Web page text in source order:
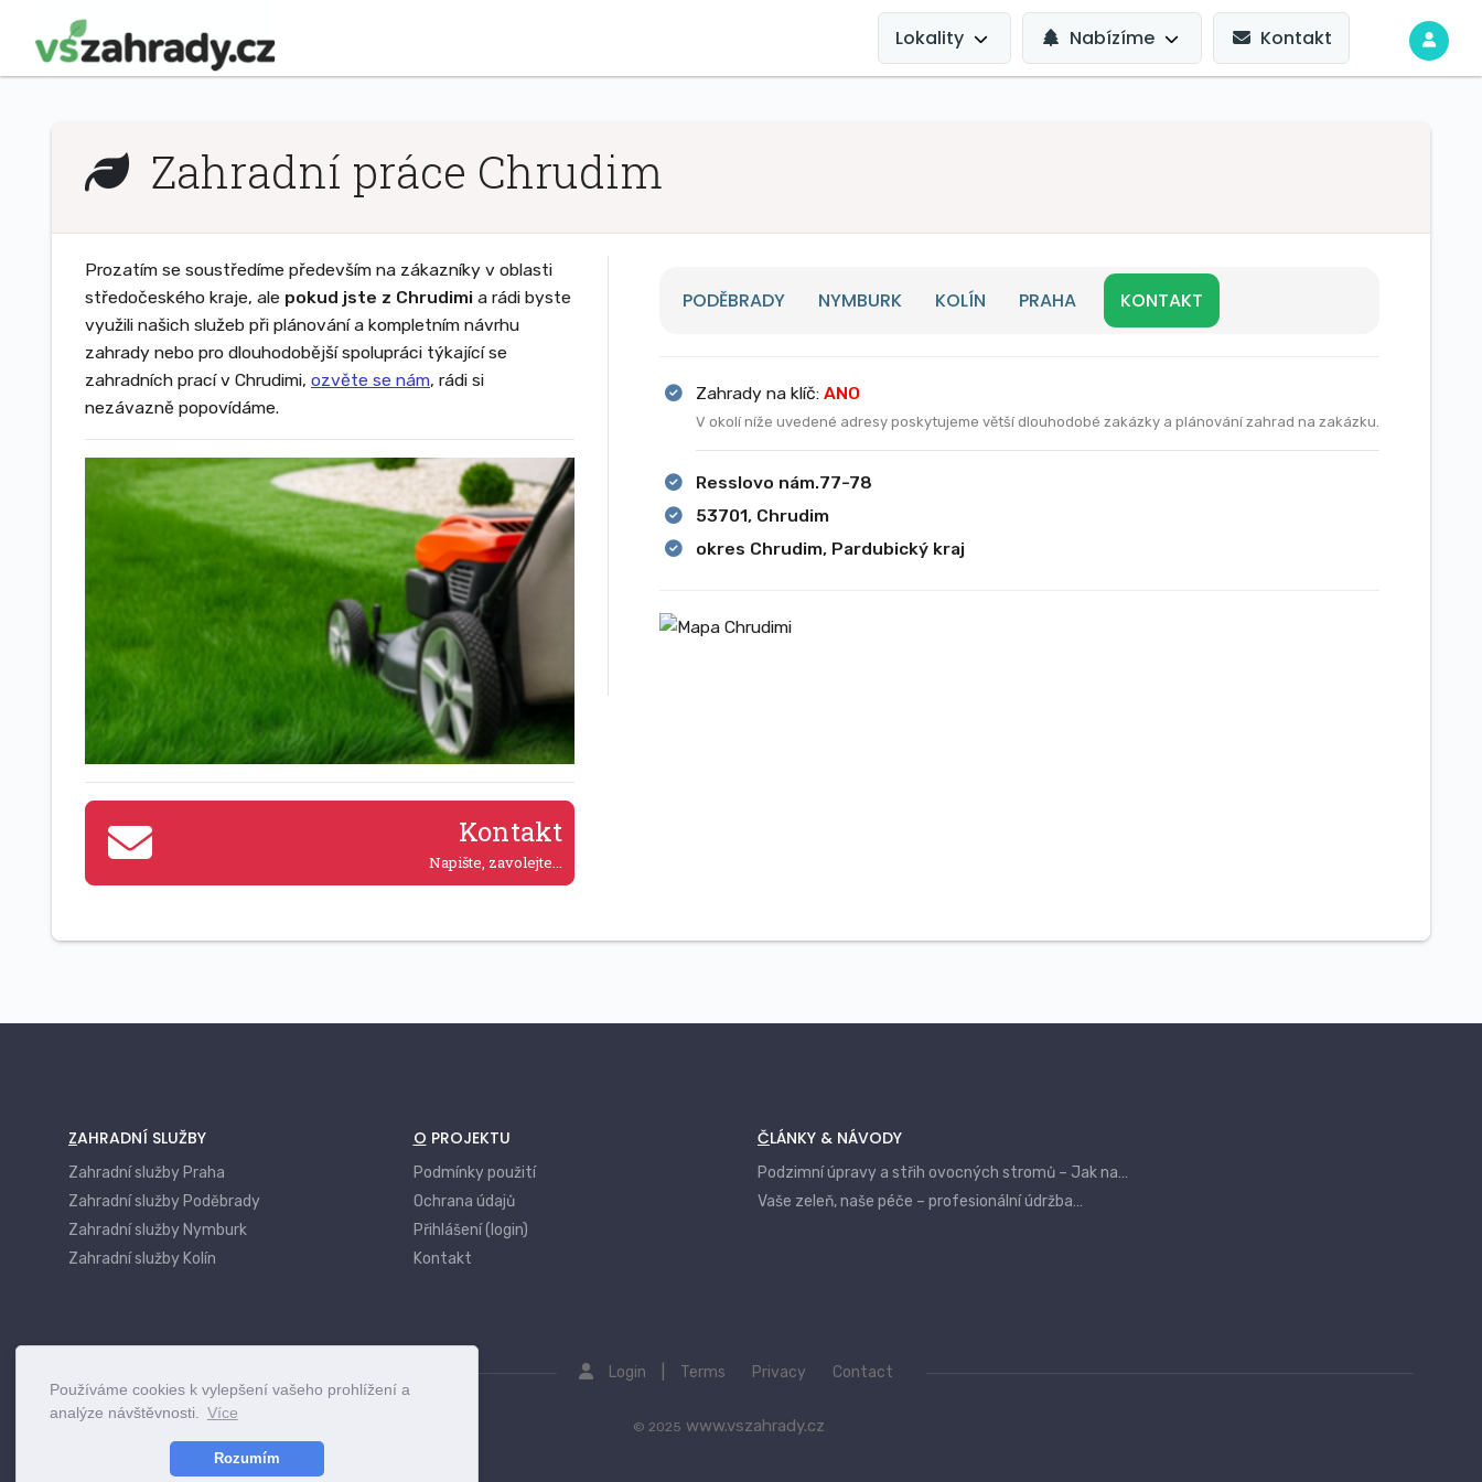
Používáme cookies k vylepšení vašeho prohlížení a
analýze návštěvnosti.
Více
Rozumím
MAIN
NAVIGATION
Lokality Nabízíme Kontakt
Zahradní práce Chrudim
Prozatím se soustředíme především na zákazníky v oblasti
středočeského kraje, ale pokud jste z Chrudimi a rádi byste
využili našich služeb při plánování a kompletním návrhu
zahrady nebo pro dlouhodobější spolupráci týkající se
zahradních prací v Chrudimi, ozvěte se nám, rádi si
nezávazně popovídáme.
Kontakt
Napište, zavolejte...
PODĚBRADY NYMBURK KOLÍN PRAHA KONTAKT
Zahrady na klíč: ANO
V okolí níže uvedené adresy poskytujeme větší dlouhodobé zakázky a plánování zahrad na zakázku.
Resslovo nám.77-78
53701, Chrudim
okres Chrudim, Pardubický kraj
ZAHRADNÍ SLUŽBY
Zahradní služby Praha
Zahradní služby Poděbrady
Zahradní služby Nymburk
Zahradní služby Kolín
O PROJEKTU
Podmínky použití
Ochrana údajů
Přihlášení (login)
Kontakt
ČLÁNKY & NÁVODY
Podzimní úpravy a střih ovocných stromů – Jak na…
Vaše zeleň, naše péče – profesionální údržba…
Login Terms Privacy Contact
© 2025 www.vszahrady.cz